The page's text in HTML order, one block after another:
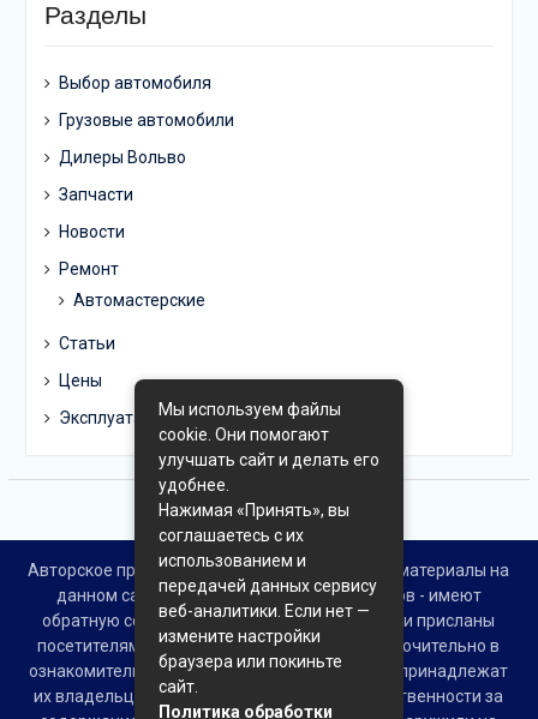
Разделы
Выбор автомобиля
Грузовые автомобили
Дилеры Вольво
Запчасти
Новости
Ремонт
Автомастерские
Статьи
Цены
Эксплуатация
Авторское право © Все права защищены. Все материалы на
данном сайте взяты из открытых источников - имеют
обратную ссылку на материал в интернете или присланы
посетителями сайта и предоставляются исключительно в
ознакомительных целях. Права на материалы принадлежат
их владельцам. Администрация сайта ответственности за
Мы используем файлы
cookie. Они помогают
улучшать сайт и делать его
удобнее.
Нажимая «Принять», вы
соглашаетесь с их
использованием и
передачей данных сервису
веб-аналитики. Если нет —
измените настройки
браузера или покиньте
сайт.
Политика обработки